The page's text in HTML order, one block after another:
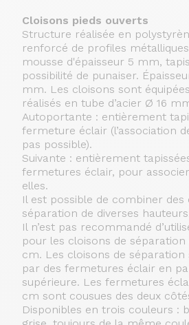
Cloisons pieds ouverts
Structure réalisée en
renforcé de profiles
mousse d'épaisseur 5 mm,
possibilité de punaiser.
mm. Les cloisons sont
réalisés en tube d’acier Ø 16
Autoportante : entièrement
fermeture éclair (l’association
pas possible).
Suivante : entièrement
fermetures éclair, pour
elles.
Il est possible de combiner des
séparation de diverses
Il n’est pas recommandé
pour les cloisons de séparation
cm. Les cloisons de
par des fermetures éclair en
supérieure. Les fermetures
cm sont cousues des deux
Disponibles en trois couleurs :